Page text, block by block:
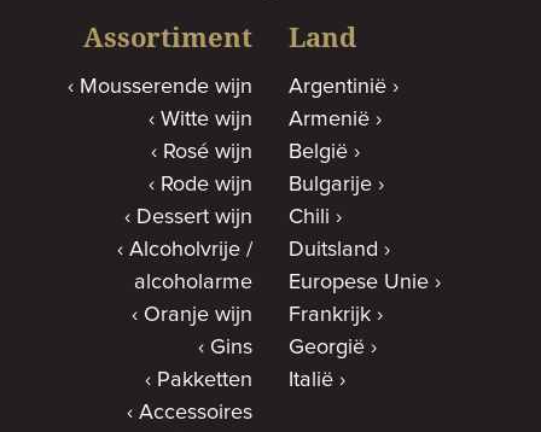
Assortiment
Mousserende wijn
Witte wijn
Rosé wijn
Rode wijn
Dessert wijn
Alcoholvrije /
alcoholarme
Oranje wijn
Gins
Pakketten
Accessoires
Land
Argentinië
Armenië
België
Bulgarije
Chili
Duitsland
Europese Unie
Frankrijk
Georgië
Italië